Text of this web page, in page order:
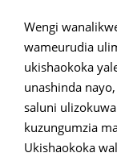
Wengi
wameurudia
ukishaokoka
unashinda
saluni
kuzungumzia
Ukishaokoka